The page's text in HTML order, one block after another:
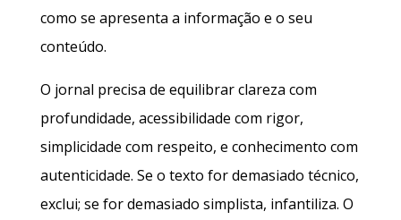
como se apresenta a informação e o seu
conteúdo.
O jornal precisa de equilibrar clareza com
profundidade, acessibilidade com rigor,
simplicidade com respeito, e conhecimento com
autenticidade. Se o texto for demasiado técnico,
exclui; se for demasiado simplista, infantiliza. O